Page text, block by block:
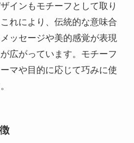
インもモチーフとして取り
れにより、伝統的な意味合
ッセージや美的感覚が表現
広がっています。モチーフ
マや目的に応じて巧みに使